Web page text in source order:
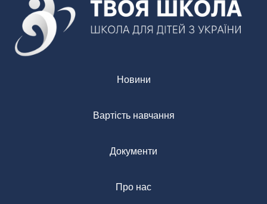
Новини
Вартість навчання
Документи
Про нас